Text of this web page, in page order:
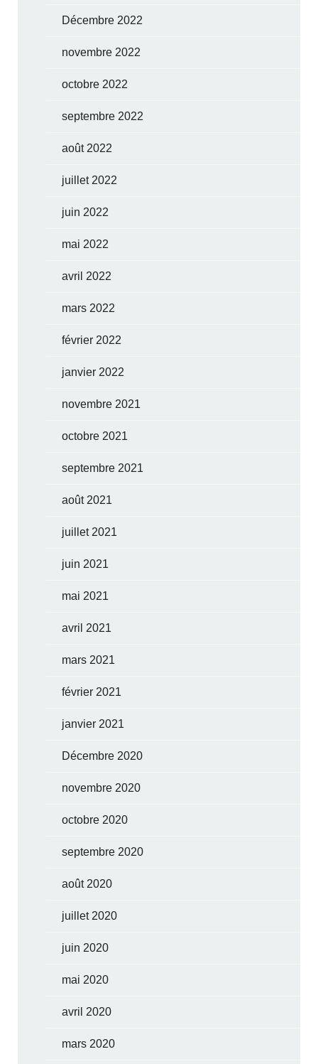
Décembre 2022
novembre 2022
octobre 2022
septembre 2022
août 2022
juillet 2022
juin 2022
mai 2022
avril 2022
mars 2022
février 2022
janvier 2022
novembre 2021
octobre 2021
septembre 2021
août 2021
juillet 2021
juin 2021
mai 2021
avril 2021
mars 2021
février 2021
janvier 2021
Décembre 2020
novembre 2020
octobre 2020
septembre 2020
août 2020
juillet 2020
juin 2020
mai 2020
avril 2020
mars 2020